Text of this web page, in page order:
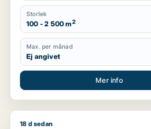
Storlek
100 - 2 500 m2
Max. per månad
Ej angivet
Mer info
Conny söker lager, industrilokal,
18 d sedan